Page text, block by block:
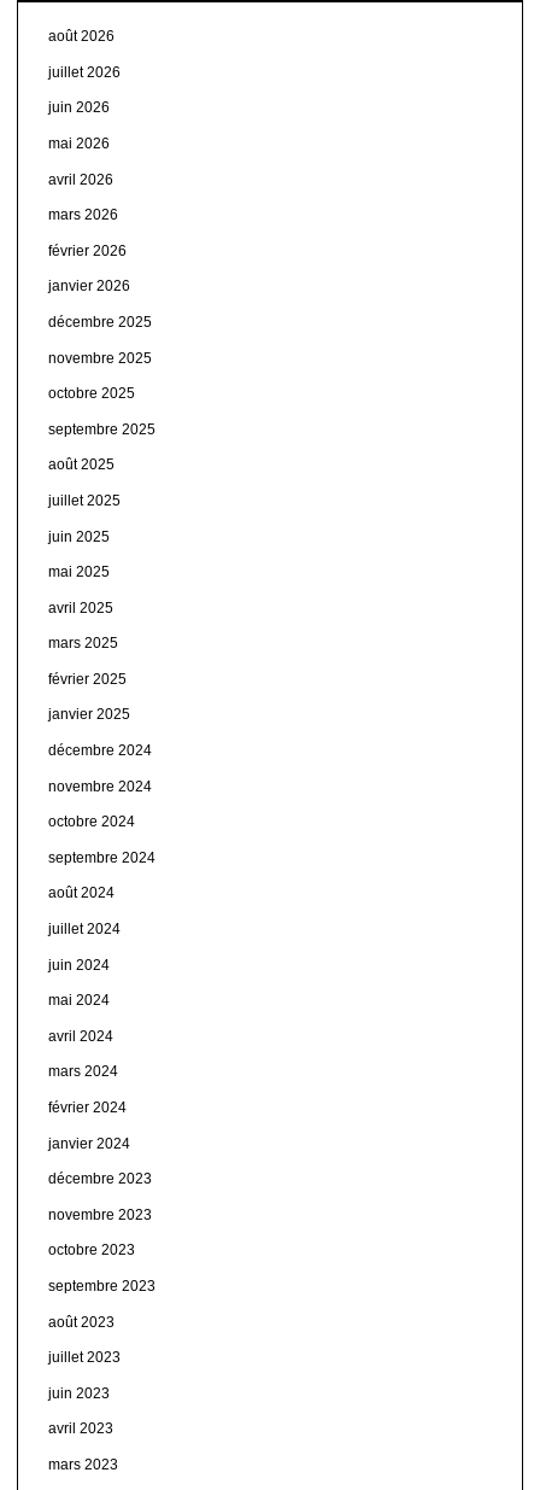
août 2026
juillet 2026
juin 2026
mai 2026
avril 2026
mars 2026
février 2026
janvier 2026
décembre 2025
novembre 2025
octobre 2025
septembre 2025
août 2025
juillet 2025
juin 2025
mai 2025
avril 2025
mars 2025
février 2025
janvier 2025
décembre 2024
novembre 2024
octobre 2024
septembre 2024
août 2024
juillet 2024
juin 2024
mai 2024
avril 2024
mars 2024
février 2024
janvier 2024
décembre 2023
novembre 2023
octobre 2023
septembre 2023
août 2023
juillet 2023
juin 2023
avril 2023
mars 2023